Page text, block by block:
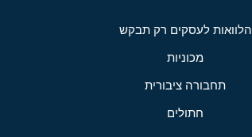
הלוואות לעסקים רק תבקש
מכוניות
תחבורה ציבורית
חתולים